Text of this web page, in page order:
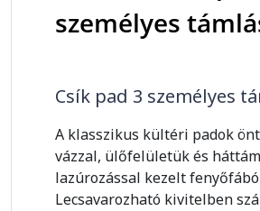
személyes
Csík pad 3 személyes
A klasszikus kültéri padok
vázzal, ülőfelületük és
lazúrozással kezelt
Lecsavarozható kivitelben